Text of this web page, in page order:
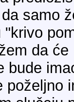
samo
"krivo
da
bude
poželjno